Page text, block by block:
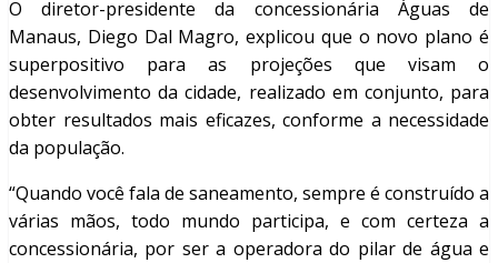
O diretor-presidente da concessionária Águas de
Manaus, Diego Dal Magro, explicou que o novo plano é
superpositivo para as projeções que visam o
desenvolvimento da cidade, realizado em conjunto, para
obter resultados mais eficazes, conforme a necessidade
da população.
“Quando você fala de saneamento, sempre é construído a
várias mãos, todo mundo participa, e com certeza a
concessionária, por ser a operadora do pilar de água e